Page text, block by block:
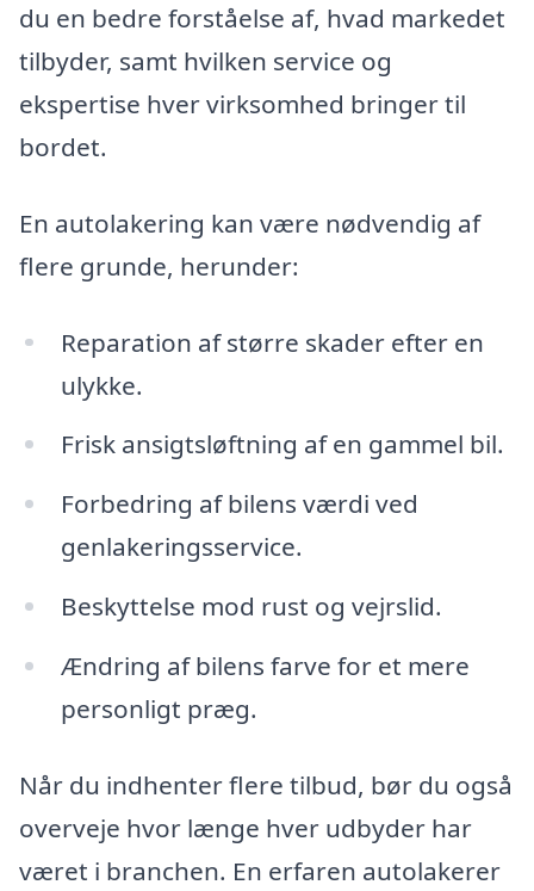
du en bedre forståelse af, hvad markedet
tilbyder, samt hvilken service og
ekspertise hver virksomhed bringer til
bordet.
En autolakering kan være nødvendig af
flere grunde, herunder:
Reparation af større skader efter en
ulykke.
Frisk ansigtsløftning af en gammel bil.
Forbedring af bilens værdi ved
genlakeringsservice.
Beskyttelse mod rust og vejrslid.
Ændring af bilens farve for et mere
personligt præg.
Når du indhenter flere tilbud, bør du også
overveje hvor længe hver udbyder har
været i branchen. En erfaren autolakerer